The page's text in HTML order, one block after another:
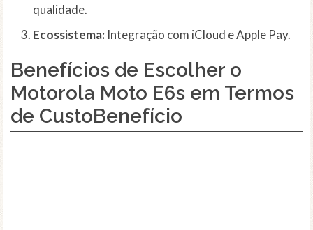
qualidade.
Ecossistema: Integração com iCloud e Apple Pay.
Benefícios de Escolher o
Motorola Moto E6s em Termos
de CustoBenefício